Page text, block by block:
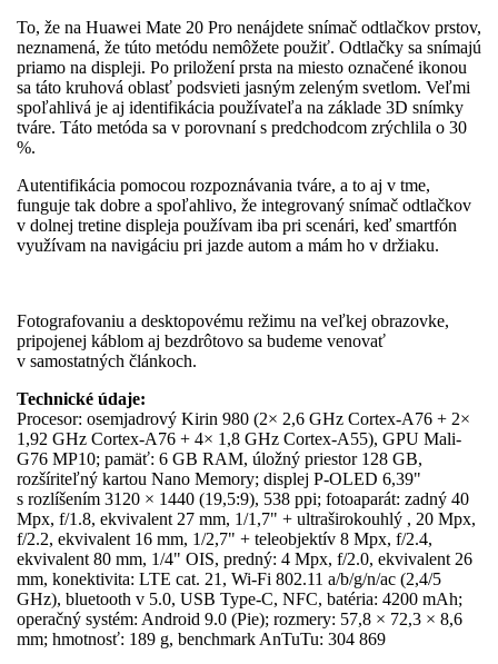
To, že na Huawei Mate 20 Pro nenájdete snímač odtlačkov prstov,
neznamená, že túto metódu nemôžete použiť. Odtlačky sa snímajú
priamo na displeji. Po priložení prsta na miesto označené ikonou
sa táto kruhová oblasť podsvieti jasným zeleným svetlom. Veľmi
spoľahlivá je aj identifikácia používateľa na základe 3D snímky
tváre. Táto metóda sa v porovnaní s predchodcom zrýchlila o 30
%.
Autentifikácia pomocou rozpoznávania tváre, a to aj v tme,
funguje tak dobre a spoľahlivo, že integrovaný snímač odtlačkov
v dolnej tretine displeja používam iba pri scenári, keď smartfón
využívam na navigáciu pri jazde autom a mám ho v držiaku.
Fotografovaniu a desktopovému režimu na veľkej obrazovke,
pripojenej káblom aj bezdrôtovo sa budeme venovať
v samostatných článkoch.
Technické údaje:
Procesor: osemjadrový Kirin 980 (2× 2,6 GHz Cortex-A76 + 2×
1,92 GHz Cortex-A76 + 4× 1,8 GHz Cortex-A55), GPU Mali-
G76 MP10; pamäť: 6 GB RAM, úložný priestor 128 GB,
rozšíriteľný kartou Nano Memory; displej P-OLED 6,39"
s rozlíšením 3120 × 1440 (19,5:9), 538 ppi; fotoaparát: zadný 40
Mpx, f/1.8, ekvivalent 27 mm, 1/1,7" + ultraširokouhlý , 20 Mpx,
f/2.2, ekvivalent 16 mm, 1/2,7" + teleobjektív 8 Mpx, f/2.4,
ekvivalent 80 mm, 1/4" OIS, predný: 4 Mpx, f/2.0, ekvivalent 26
mm, konektivita: LTE cat. 21, Wi-Fi 802.11 a/b/g/n/ac (2,4/5
GHz), bluetooth v 5.0, USB Type-C, NFC, batéria: 4200 mAh;
operačný systém: Android 9.0 (Pie); rozmery: 57,8 × 72,3 × 8,6
mm; hmotnosť: 189 g, benchmark AnTuTu: 304 869